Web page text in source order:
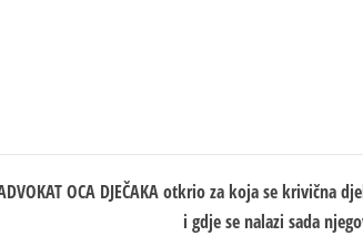
OCA DJEČAKA otkrio za koja se krivična
i gdje se nalazi sada